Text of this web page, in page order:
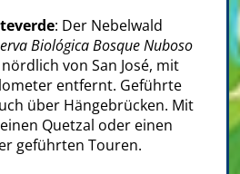
: Der Nebelwald
Biológica Bosque Nuboso
von San José, mit
entfernt. Geführte
über Hängebrücken. Mit
Quetzal oder einen
geführten Touren.